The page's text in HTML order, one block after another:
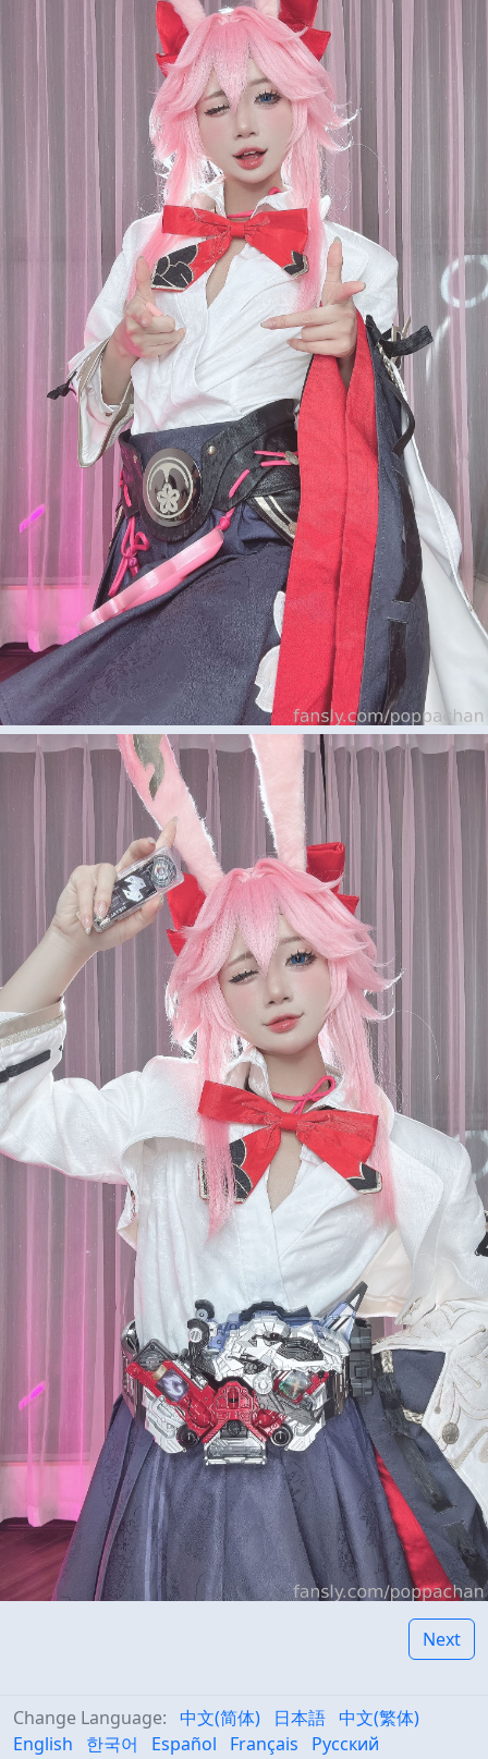
Next
Change Language: 中文(简体) 日本語 中文(繁体)
English
한국어 Español Français
Русский